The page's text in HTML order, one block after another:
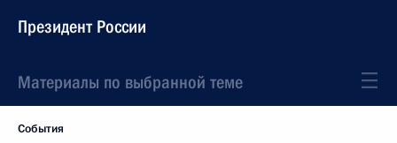
Президент России
Материалы по выбранной теме
События